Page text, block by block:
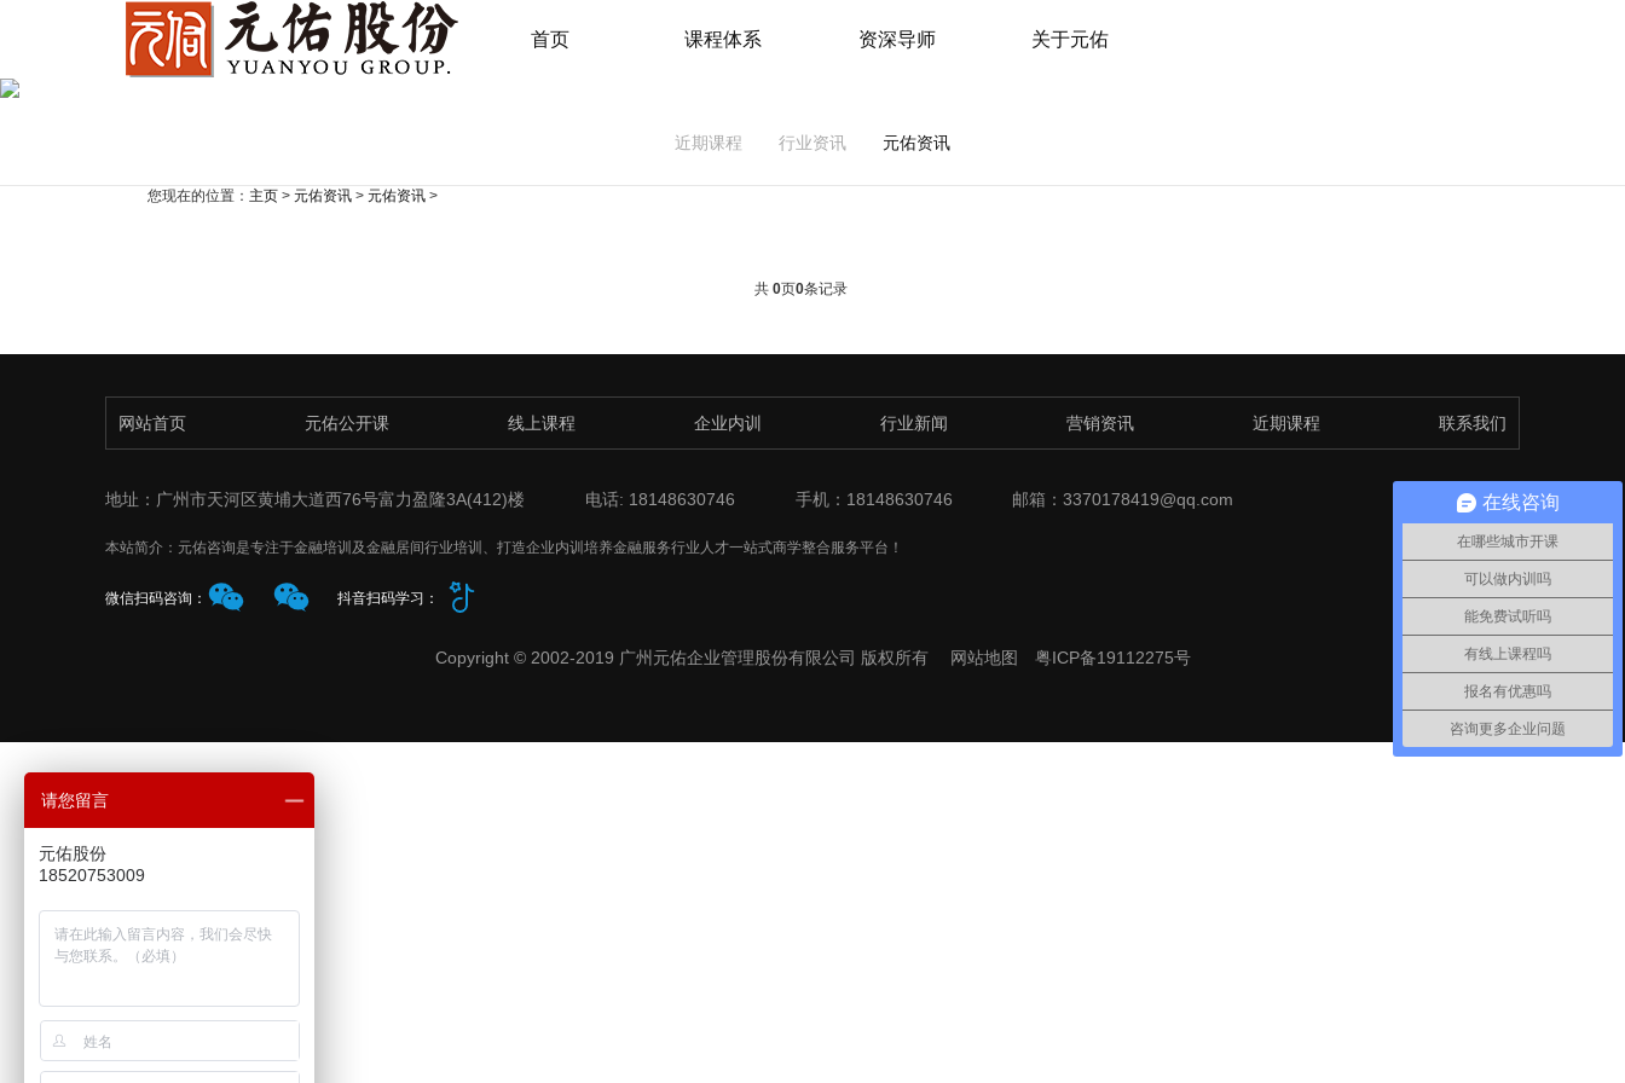
首页 课程体系 资深导师 关于元佑
近期课程 行业资讯 元佑资讯
您现在的位置： 主页 > 元佑资讯 > 元佑资讯 >
共 0页0条记录
网站首页 元佑公开课 线上课程 企业内训 行业新闻 营销资讯 近期课程 联系我们
地址：广州市天河区黄埔大道西76号富力盈隆3A(412)楼 电话: 18148630746 手机：18148630746 邮箱：3370178419@qq.com
本站简介：元佑咨询是专注于金融培训及金融居间行业培训、打造企业内训培养金融服务行业人才一站式商学整合服务平台！
微信扫码咨询： 抖音扫码学习：
Copyright © 2002-2019 广州元佑企业管理股份有限公司 版权所有 网站地图 粤ICP备19112275号
在线咨询
在哪些城市开课
可以做内训吗
能免费试听吗
有线上课程吗
报名有优惠吗
咨询更多企业问题
请您留言
元佑股份
18520753009